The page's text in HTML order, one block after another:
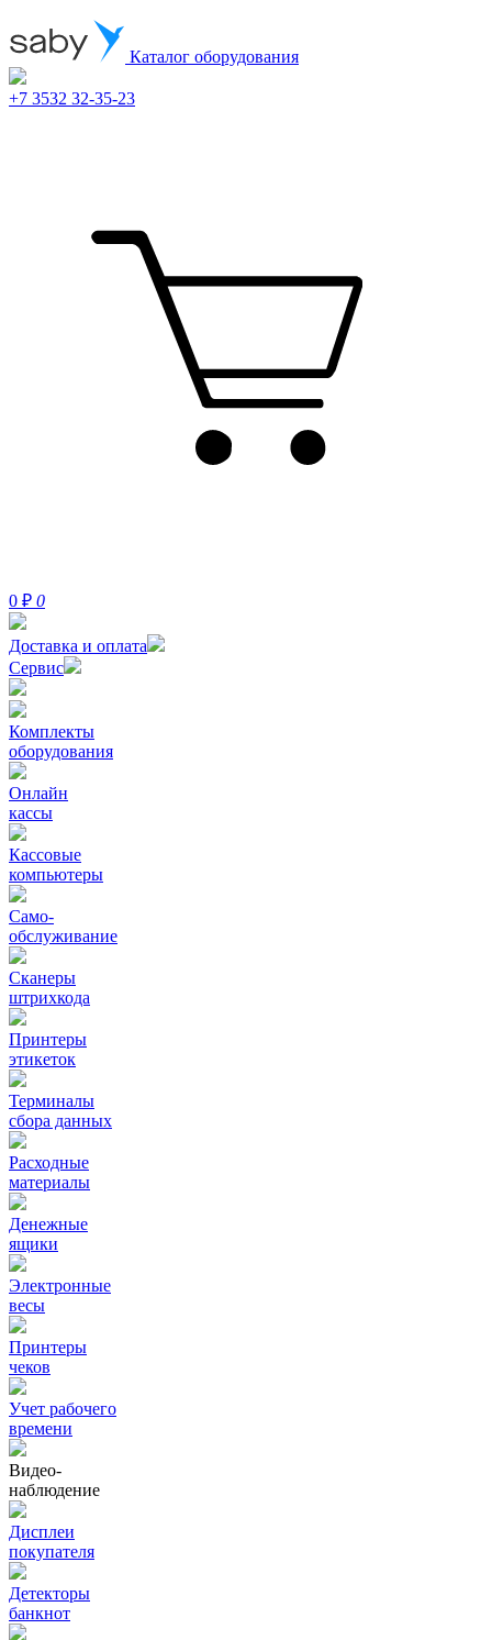
Каталог оборудования
+7 3532 32-35-23
0 ₽ 0
Доставка и оплата
Сервис
Комплекты
оборудования
Онлайн
кассы
Кассовые
компьютеры
Само-
обслуживание
Сканеры
штрихкода
Принтеры
этикеток
Терминалы
сбора данных
Расходные
материалы
Денежные
ящики
Электронные
весы
Принтеры
чеков
Учет рабочего
времени
Видео‑
наблюдение
Дисплеи
покупателя
Детекторы
банкнот